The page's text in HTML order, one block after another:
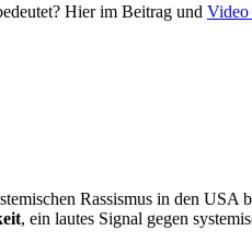
Hier im Beitrag und Video
Rassismus in den USA
, ein lautes Signal gegen